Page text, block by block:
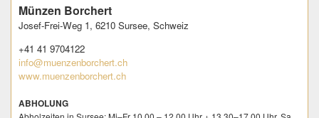
Versand ins Ausland erfolgt nur sofern explizit angeboten, bis max. CHF
99.00 Warenwert pro Sendung.
ABHOLUNG
Abholzeiten in Sursee: Mi–Fr 10.00 – 12.00 Uhr + 13.30–17.00 Uhr,
Sa 08.00–12.00 Uhr (Ausnahmen, wie beispielsweise
Münzen Borchert
Josef-Frei-Weg 1, 6210 Sursee, Schweiz
+41 41 9704122
info@muenzenborchert.ch
www.muenzenborchert.ch
ABHOLUNG